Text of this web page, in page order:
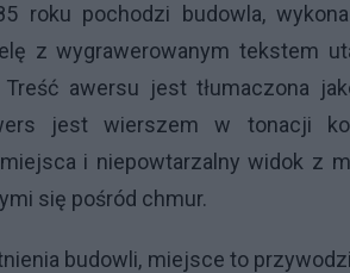
roku pochodzi budowla,
z wygrawerowanym tekstem
Treść awersu jest tłumaczona
jest wierszem w tonacji
i niepowtarzalny widok z
się pośród chmur.
budowli, miejsce to